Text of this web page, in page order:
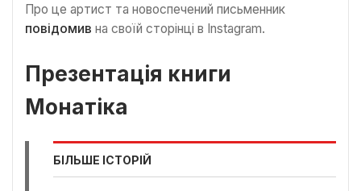
Про це артист та новоспечений письменник
повідомив на своїй сторінці в Instagram.
Презентація книги
Монатіка
БІЛЬШЕ ІСТОРІЙ